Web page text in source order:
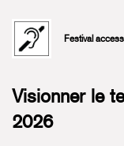
Festival
Visionner le
2026